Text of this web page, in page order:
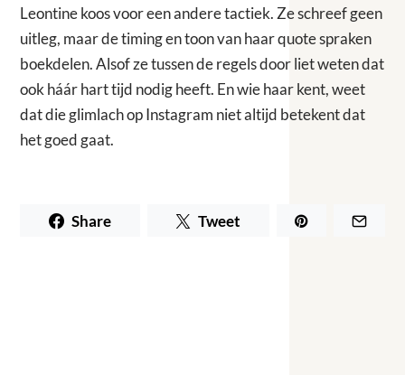
Leontine koos voor een andere tactiek. Ze schreef geen
uitleg, maar de timing en toon van haar quote spraken
boekdelen. Alsof ze tussen de regels door liet weten dat
ook háár hart tijd nodig heeft. En wie haar kent, weet
dat die glimlach op Instagram niet altijd betekent dat
het goed gaat.
Share Tweet